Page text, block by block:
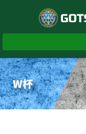
キ
ッ
プ
W杯